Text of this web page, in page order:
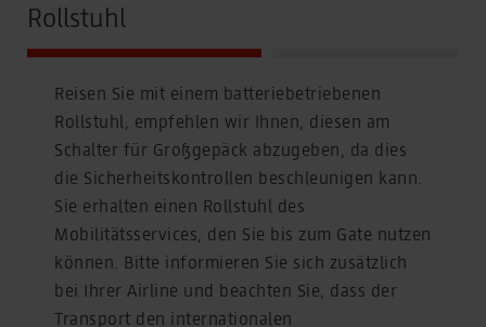
Rollstuhl
Reisen Sie mit einem batteriebetriebenen
Rollstuhl, empfehlen wir Ihnen, diesen am
Schalter für Großgepäck abzugeben, da dies
die Sicherheitskontrollen beschleunigen kann.
Sie erhalten einen Rollstuhl des
Mobilitätsservices, den Sie bis zum Gate nutzen
können. Bitte informieren Sie sich zusätzlich
bei Ihrer Airline und beachten Sie, dass der
Transport den internationalen